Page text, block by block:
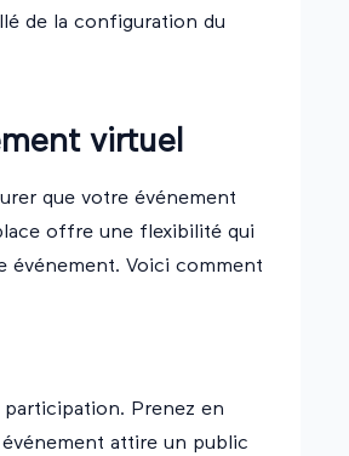
de la configuration du
virtuel
que votre événement
offre une flexibilité qui
événement. Voici comment
Prenez en
attire un public